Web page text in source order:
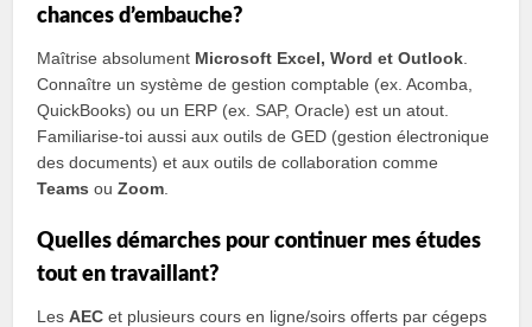
chances d’embauche?
Maîtrise absolument Microsoft Excel, Word et Outlook
Connaître un système de gestion comptable (ex. Acomba,
QuickBooks) ou un ERP (ex. SAP, Oracle) est un atout.
Familiarise‑toi aussi aux outils de GED (gestion électronique
des documents) et aux outils de collaboration comme
Teams ouZoom
Quelles démarches pour continuer mes études
tout en travaillant?
LesAEC et plusieurs cours en ligne/soirs offerts par cégeps